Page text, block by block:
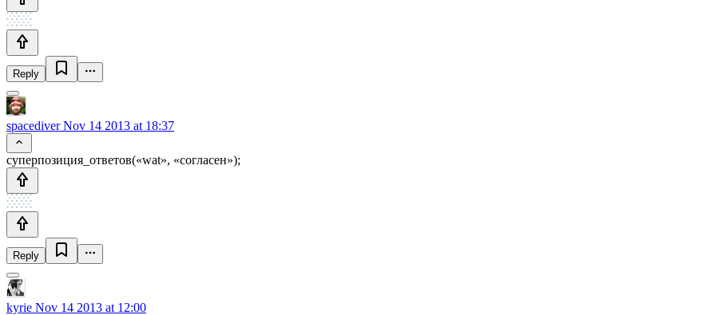
Reply
spacediverNov 14 2013 at 18:37
суперпозиция_ответов(«wat», «согласен»);
Reply
kyrie Nov 14 2013 at 12:00